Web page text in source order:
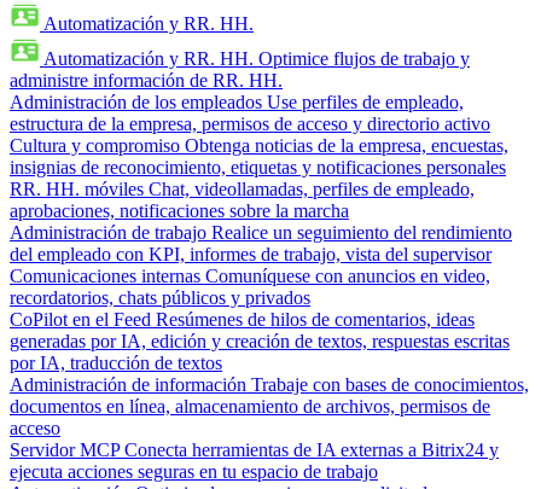
Automatización y RR. HH.
Automatización y RR. HH. Optimice flujos de trabajo y
administre información de RR. HH.
Administración de los empleados Use perfiles de empleado,
estructura de la empresa, permisos de acceso y directorio activo
Cultura y compromiso Obtenga noticias de la empresa, encuestas,
insignias de reconocimiento, etiquetas y notificaciones personales
RR. HH. móviles Chat, videollamadas, perfiles de empleado,
aprobaciones, notificaciones sobre la marcha
Administración de trabajo Realice un seguimiento del rendimiento
del empleado con KPI, informes de trabajo, vista del supervisor
Comunicaciones internas Comuníquese con anuncios en video,
recordatorios, chats públicos y privados
CoPilot en el Feed Resúmenes de hilos de comentarios, ideas
generadas por IA, edición y creación de textos, respuestas escritas
por IA, traducción de textos
Administración de información Trabaje con bases de conocimientos,
documentos en línea, almacenamiento de archivos, permisos de
acceso
Servidor MCP Conecta herramientas de IA externas a Bitrix24 y
ejecuta acciones seguras en tu espacio de trabajo